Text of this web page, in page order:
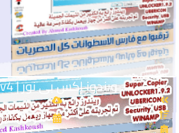
ويندوز إكس بى نور | Win XP NouR v4
آخر تحديث: 2016-08-06